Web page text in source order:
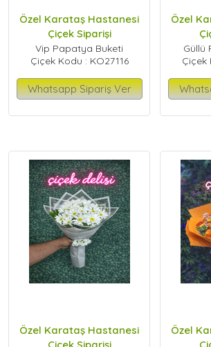
Özel Karataş Hastanesi
Çiçek Siparişi
Vip Papatya Buketi
Çiçek Kodu : KO27116
Whatsapp Sipariş Ver
Özel
Güllü
Çiçek
Özel Karataş Hastanesi
Özel